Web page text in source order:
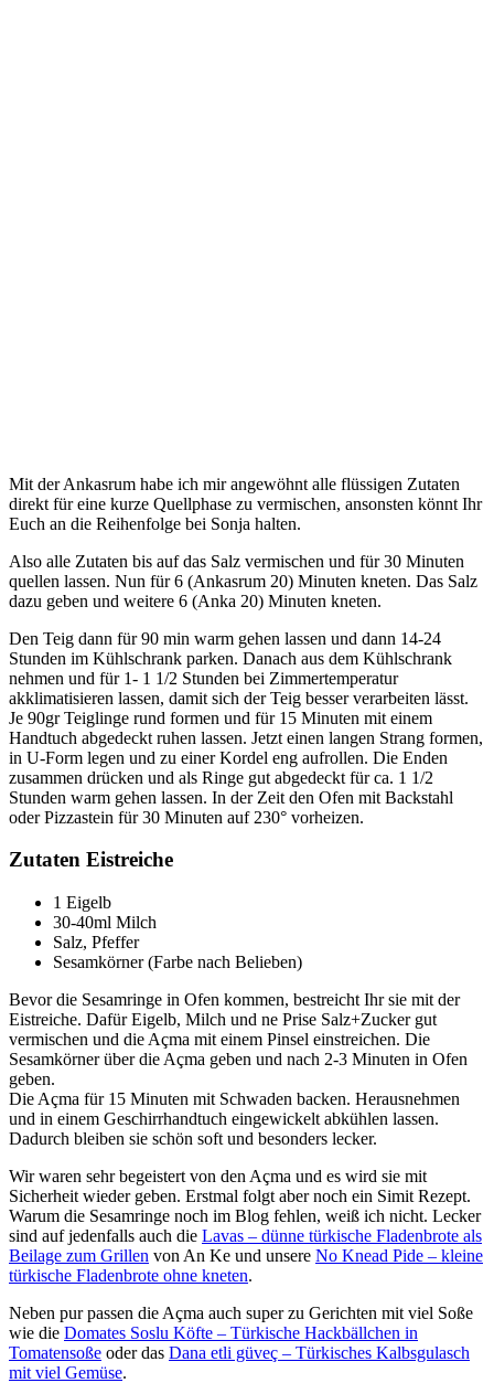
Mit der Ankasrum habe ich mir angewöhnt alle flüssigen Zutaten
direkt für eine kurze Quellphase zu vermischen, ansonsten könnt Ihr
Euch an die Reihenfolge bei Sonja halten.
Also alle Zutaten bis auf das Salz vermischen und für 30 Minuten
quellen lassen. Nun für 6 (Ankasrum 20) Minuten kneten. Das Salz
dazu geben und weitere 6 (Anka 20) Minuten kneten.
Den Teig dann für 90 min warm gehen lassen und dann 14-24
Stunden im Kühlschrank parken. Danach aus dem Kühlschrank
nehmen und für 1- 1 1/2 Stunden bei Zimmertemperatur
akklimatisieren lassen, damit sich der Teig besser verarbeiten lässt.
Je 90gr Teiglinge rund formen und für 15 Minuten mit einem
Handtuch abgedeckt ruhen lassen. Jetzt einen langen Strang formen,
in U-Form legen und zu einer Kordel eng aufrollen. Die Enden
zusammen drücken und als Ringe gut abgedeckt für ca. 1 1/2
Stunden warm gehen lassen. In der Zeit den Ofen mit Backstahl
oder Pizzastein für 30 Minuten auf 230° vorheizen.
Zutaten Eistreiche
1 Eigelb
30-40ml Milch
Salz, Pfeffer
Sesamkörner (Farbe nach Belieben)
Bevor die Sesamringe in Ofen kommen, bestreicht Ihr sie mit der
Eistreiche. Dafür Eigelb, Milch und ne Prise Salz+Zucker gut
vermischen und die Açma mit einem Pinsel einstreichen. Die
Sesamkörner über die Açma geben und nach 2-3 Minuten in Ofen
geben.
Die Açma für 15 Minuten mit Schwaden backen. Herausnehmen
und in einem Geschirrhandtuch eingewickelt abkühlen lassen.
Dadurch bleiben sie schön soft und besonders lecker.
Wir waren sehr begeistert von den Açma und es wird sie mit
Sicherheit wieder geben. Erstmal folgt aber noch ein Simit Rezept.
Warum die Sesamringe noch im Blog fehlen, weiß ich nicht. Lecker
sind auf jedenfalls auch die Lavas – dünne türkische Fladenbrote als
Beilage zum Grillen von An Ke und unsere No Knead Pide – kleine
türkische Fladenbrote ohne kneten.
Neben pur passen die Açma auch super zu Gerichten mit viel Soße
wie die Domates Soslu Köfte – Türkische Hackbällchen in
Tomatensoße oder das Dana etli güveç – Türkisches Kalbsgulasch
mit viel Gemüse.